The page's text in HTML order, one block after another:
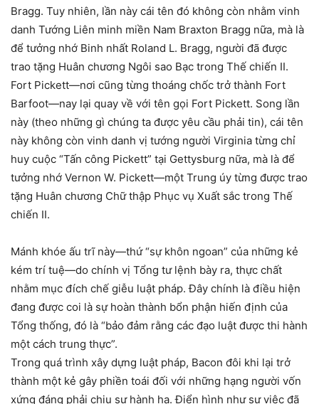
Bragg. Tuy nhiên, lần này cái tên đó không còn nhằm vinh
danh Tướng Liên minh miền Nam Braxton Bragg nữa, mà là
để tưởng nhớ Binh nhất Roland L. Bragg, người đã được
trao tặng Huân chương Ngôi sao Bạc trong Thế chiến II.
Fort Pickett—nơi cũng từng thoáng chốc trở thành Fort
Barfoot—nay lại quay về với tên gọi Fort Pickett. Song lần
này (theo những gì chúng ta được yêu cầu phải tin), cái tên
này không còn vinh danh vị tướng người Virginia từng chỉ
huy cuộc “Tấn công Pickett” tại Gettysburg nữa, mà là để
tưởng nhớ Vernon W. Pickett—một Trung úy từng được trao
tặng Huân chương Chữ thập Phục vụ Xuất sắc trong Thế
chiến II.
Mánh khóe ấu trĩ này—thứ “sự khôn ngoan” của những kẻ
kém trí tuệ—do chính vị Tổng tư lệnh bày ra, thực chất
nhằm mục đích chế giễu luật pháp. Đây chính là điều hiện
đang được coi là sự hoàn thành bổn phận hiến định của
Tổng thống, đó là “bảo đảm rằng các đạo luật được thi hành
một cách trung thực”.
Trong quá trình xây dựng luật pháp, Bacon đôi khi lại trở
thành một kẻ gây phiền toái đối với những hạng người vốn
xứng đáng phải chịu sự hành hạ. Điển hình như sự việc đã